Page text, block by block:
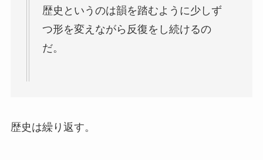
歴史というのは韻を踏むように少しず
つ形を変えながら反復をし続けるの
だ。
歴史は繰り返す。